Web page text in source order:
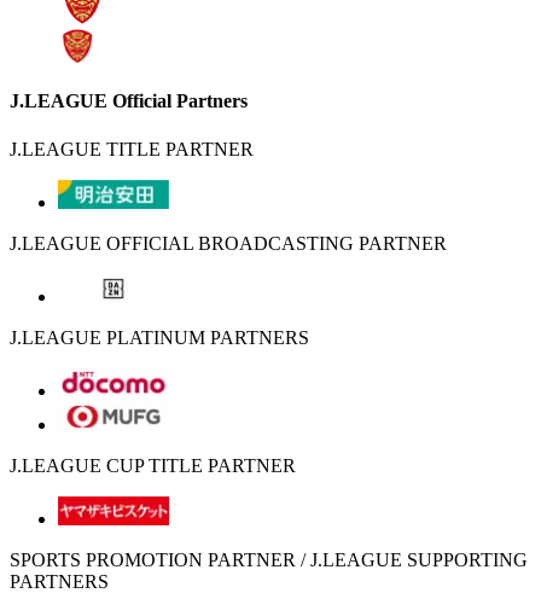
J.LEAGUE Official Partners
J.LEAGUE TITLE PARTNER
J.LEAGUE OFFICIAL BROADCASTING PARTNER
J.LEAGUE PLATINUM PARTNERS
J.LEAGUE CUP TITLE PARTNER
SPORTS PROMOTION PARTNER / J.LEAGUE SUPPORTING
PARTNERS